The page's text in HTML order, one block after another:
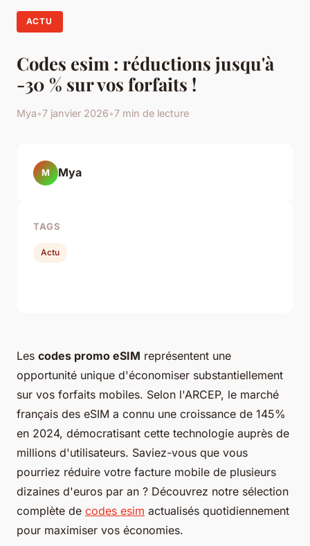
ACTU
Codes esim : réductions jusqu'à
-30 % sur vos forfaits !
Mya•7 janvier 2026•7 min de lecture
Les codes promo eSIM représentent une
opportunité unique d'économiser substantiellement
sur vos forfaits mobiles. Selon l'ARCEP, le marché
français des eSIM a connu une croissance de 145%
en 2024, démocratisant cette technologie auprès de
millions d'utilisateurs. Saviez-vous que vous
pourriez réduire votre facture mobile de plusieurs
dizaines d'euros par an ? Découvrez notre sélection
complète de codes esim actualisés quotidiennement
pour maximiser vos économies.
M Mya
TAGS
Actu